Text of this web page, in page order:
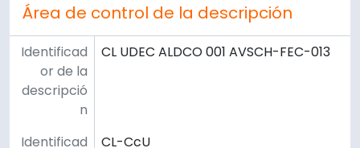
Área de control de la descripción
Identificad
or de la
descripció
n
CL UDEC ALDCO 001 AVSCH-FEC-013
Identificad CL-CcU